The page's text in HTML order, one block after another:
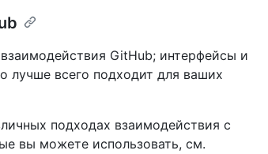
GitHub; интерфейсы и
лучше всего подходит для ваших
подходах взаимодействия с
вы можете использовать, см.